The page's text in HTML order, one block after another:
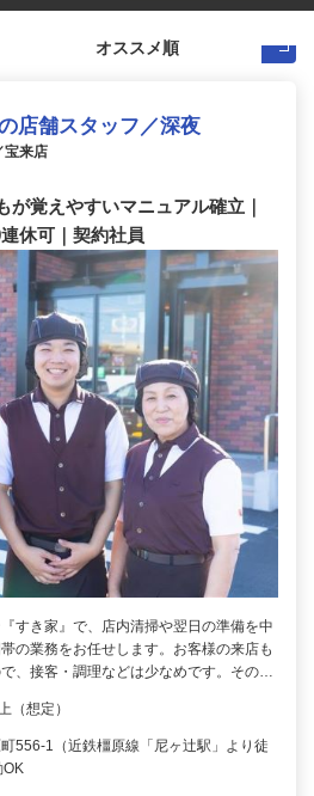
店舗スタッフ／深夜
来店
が覚えやすいマニュアル確立｜
休可｜契約社員
すき家』で、店内清掃や翌日の準備を中
の業務をお任せします。お客様の来店も
、接客・調理などは少なめです。その…
（想定）
556-1（近鉄橿原線「尼ヶ辻駅」より徒